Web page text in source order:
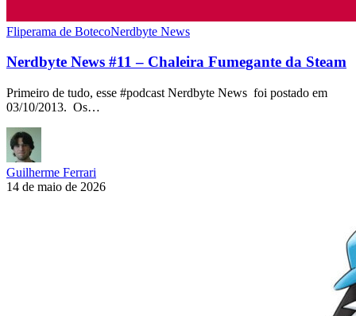
Fliperama de BotecoNerdbyte News
Nerdbyte News #11 – Chaleira Fumegante da Steam
Primeiro de tudo, esse #podcast Nerdbyte News foi postado em
03/10/2013. Os…
Guilherme Ferrari
14 de maio de 2026